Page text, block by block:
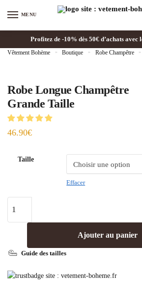
MENU
Profitez de -10% dès 50€ d’achats avec
Vêtement Bohème » Boutique » Robe Champêtre »
Robe Longue Champêtre
Grande Taille
46.90€
Taille
Effacer
Ajouter au panier
Guide des tailles